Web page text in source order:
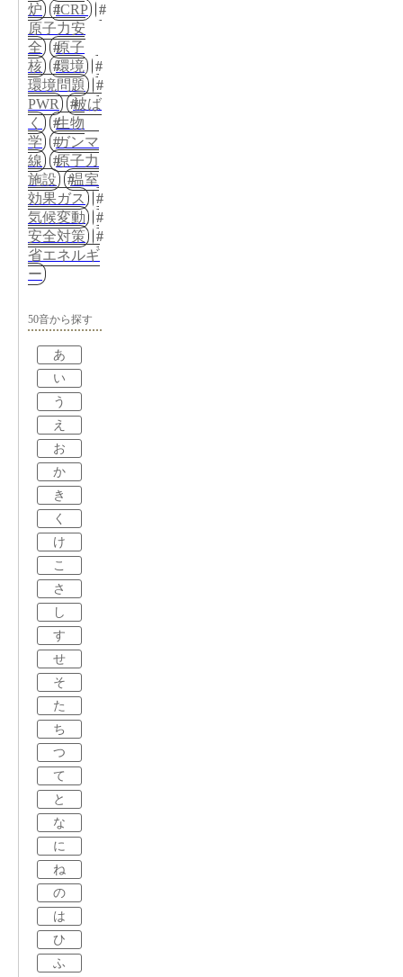
炉
ICRP
原子力安
全
原子
核
環境
環境問題
PWR
被ば
く
生物
学
ガンマ
線
原子力
施設
温室
効果ガス
気候変動
安全対策
省エネルギ
ー
50音から探す
あ
い
う
え
お
か
き
く
け
こ
さ
し
す
せ
そ
た
ち
つ
て
と
な
に
ね
の
は
ひ
ふ